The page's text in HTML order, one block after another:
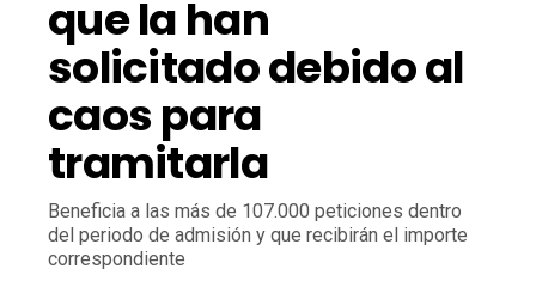
que la han
solicitado debido al
caos para
tramitarla
Beneficia a las más de 107.000 peticiones dentro
del periodo de admisión y que recibirán el importe
correspondiente